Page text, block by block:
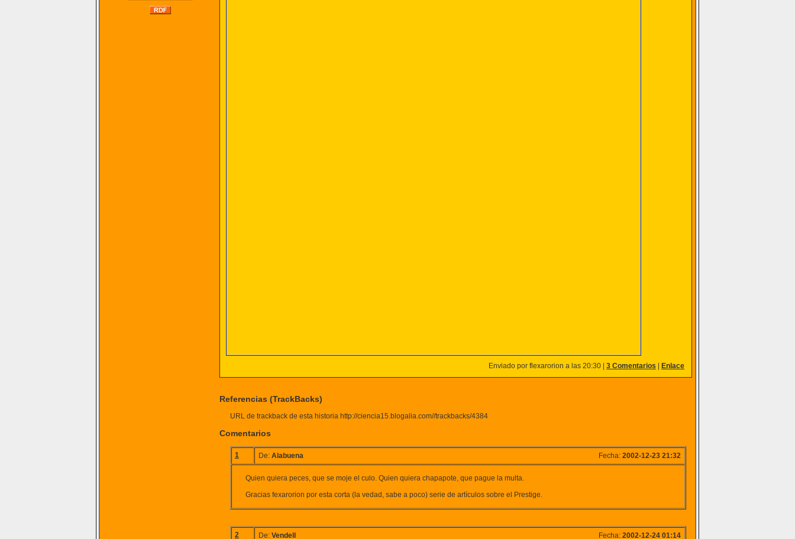
Enviado por flexarorion a las 20:30 | 3 Comentarios Enlace
Referencias (TrackBacks)
URL de trackback de esta historia http://ciencia15.blogalia.com//trackbacks/4384
Comentarios
1 De: Alabuena Fecha: 2002-12-23 21:32
Quien quiera peces, que se moje el culo. Quien quiera chapapote, que pague la multa.
Gracias fexarorion por esta corta (la vedad, sabe a poco) serie de artículos sobre el Prestige.
2 De: Vendell Fecha: 2002-12-24 01:14